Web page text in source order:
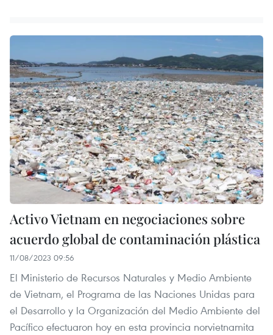
Activo Vietnam en negociaciones sobre
acuerdo global de contaminación plástica
11/08/2023 09:56
El Ministerio de Recursos Naturales y Medio Ambiente
de Vietnam, el Programa de las Naciones Unidas para
el Desarrollo y la Organización del Medio Ambiente del
Pacífico efectuaron hoy en esta provincia norvietnamita